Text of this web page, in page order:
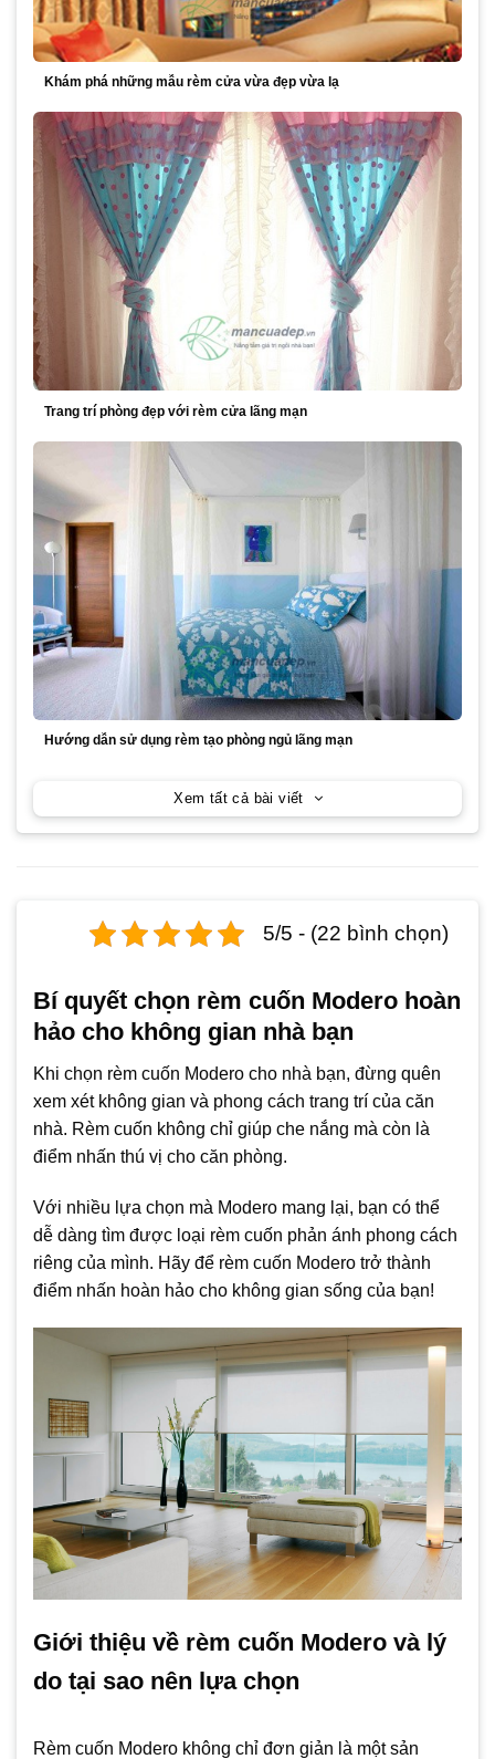
5/5 - (22 bình chọn)
Bí quyết chọn rèm cuốn Modero hoàn
hảo cho không gian nhà bạn
Khi chọn rèm cuốn Modero cho nhà bạn, đừng quên
xem xét không gian và phong cách trang trí của căn
nhà. Rèm cuốn không chỉ giúp che nắng mà còn là
điểm nhấn thú vị cho căn phòng.
Với nhiều lựa chọn mà Modero mang lại, bạn có thể
dễ dàng tìm được loại rèm cuốn phản ánh phong cách
riêng của mình. Hãy để rèm cuốn Modero trở thành
điểm nhấn hoàn hảo cho không gian sống của bạn!
Giới thiệu về rèm cuốn Modero và lý
do tại sao nên lựa chọn
Rèm cuốn Modero không chỉ đơn giản là một sản
Khám phá những mẫu rèm cửa vừa đẹp vừa lạ
Trang trí phòng đẹp với rèm cửa lãng mạn
Hướng dẫn sử dụng rèm tạo phòng ngủ lãng mạn
Xem tất cả bài viết